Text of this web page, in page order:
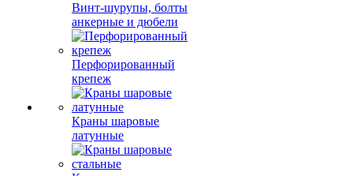
Винт-шурупы, болты
анкерные и дюбели
Перфорированный
крепеж
Краны шаровые
латунные